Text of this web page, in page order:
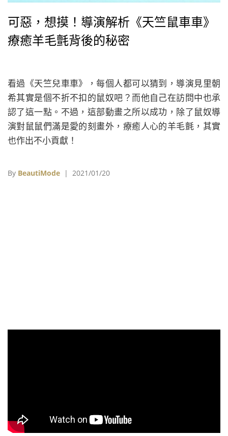
可惡，想摸！導演解析《天竺鼠車車》
療癒羊毛氈背後的秘密
看過《天竺兒車車》，每個人都可以猜到，導演見里朝
希其實是個不折不扣的鼠奴吧？而他自己在訪問中也承
認了這一點。不過，這部動畫之所以成功，除了鼠奴導
演對鼠鼠們滿是愛的刻畫外，療癒人心的羊毛氈，其實
也作出不小貢獻！
By BeautiMode | 2021/01/20